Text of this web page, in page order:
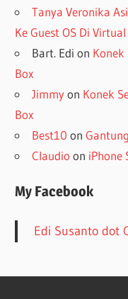
Tanya Veronika
Ke Guest OS Di
Bart. Edi on Konek
Box
Jimmyon Konek
Box
Best10 on
Claudio on iPhone
My Facebook
Edi Susanto dot